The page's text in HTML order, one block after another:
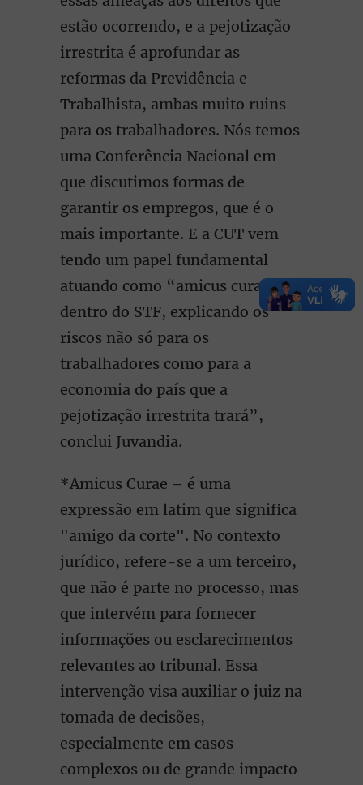
estão ocorrendo, e a pejotização
irrestrita é aprofundar as
reformas da Previdência e
Trabalhista, ambas muito ruins
para os trabalhadores. Nós temos
uma Conferência Nacional em
que discutimos formas de
garantir os empregos, que é o
mais importante. E a CUT vem
tendo um papel fundamental
atuando como “amicus curae”
dentro do STF, explicando os
riscos não só para os
trabalhadores como para a
economia do país que a
pejotização irrestrita trará”,
conclui Juvandia.
*Amicus Curae – é uma
expressão em latim que significa
"amigo da corte". No contexto
jurídico, refere-se a um terceiro,
que não é parte no processo, mas
que intervém para fornecer
informações ou esclarecimentos
relevantes ao tribunal. Essa
intervenção visa auxiliar o juiz na
tomada de decisões,
especialmente em casos
complexos ou de grande impacto